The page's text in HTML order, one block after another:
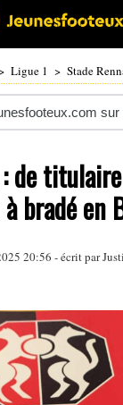
Ligue 1 > Stade
sur
de
bradé en
20:56 - écrit par